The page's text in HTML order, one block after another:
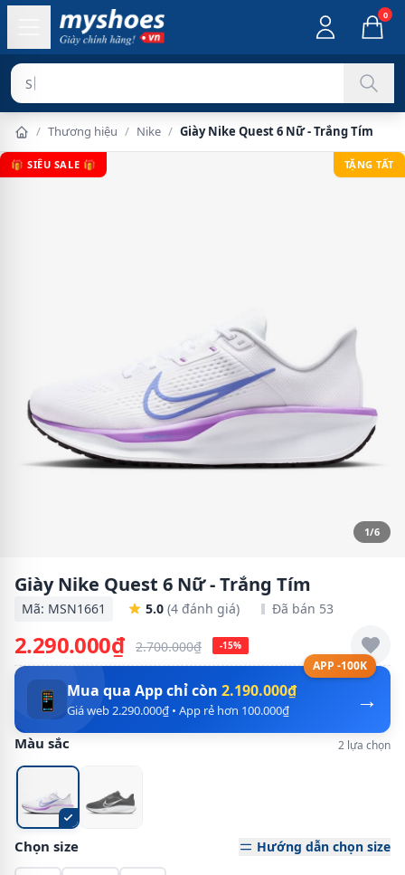
0
Sản phẩm ch
/ Thương hiệu / Nike / Giày Nike Quest 6 Nữ - Trắng Tím
🎁 SIÊU SALE 🎁 TẶNG TẤT
1/6
Giày Nike Quest 6 Nữ - Trắng Tím
Mã: MSN1661 5.0 (4 đánh giá) Đã bán 53
2.290.000₫ 2.700.000₫ -15%
APP -100K
→
📱 Mua qua App chỉ còn 2.190.000₫
Giá web 2.290.000₫ • App rẻ hơn 100.000₫
Màu sắc 2 lựa chọn
Chọn size Hướng dẫn chọn size